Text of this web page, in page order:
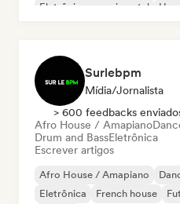
Eletrônica experimental
Surlebpm
Mídia/Jornalista
> 600 feedbacks
Afro House / Amapiano
Drum and BassEletrônica
Escrever artigos
Afro House / Amapiano
Eletrônica
French house